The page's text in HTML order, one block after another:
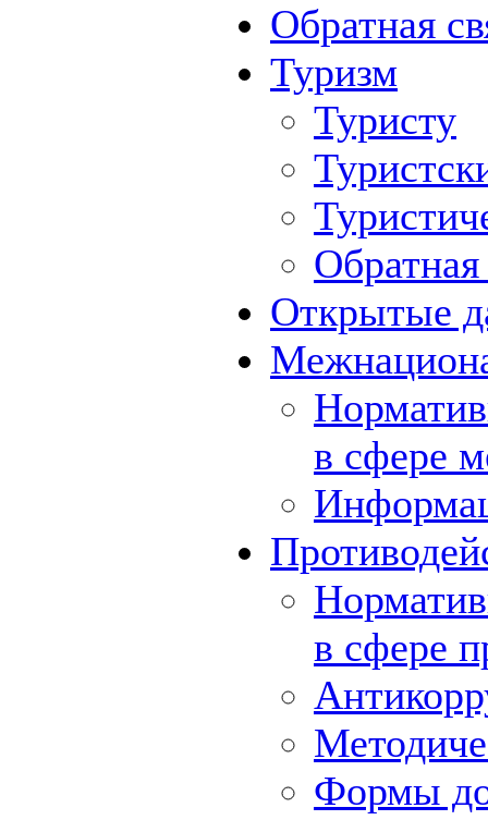
Обратная
Туризм
Туристу
Обратная
Открытые
в сфере
в сфере
Формы